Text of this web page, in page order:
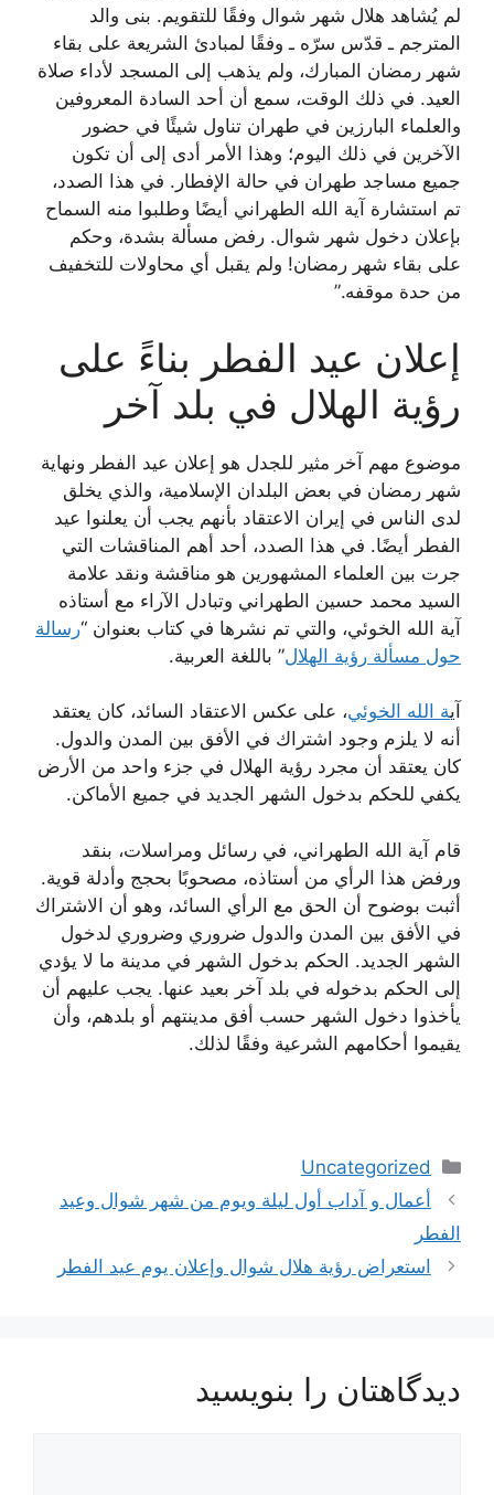
لم يُشاهد هلال شهر شوال وفقًا للتقويم. بنى والد
المترجم ـ قدّس سرّه ـ وفقًا لمبادئ الشريعة على بقاء
شهر رمضان المبارك، ولم يذهب إلى المسجد لأداء صلاة
العيد. في ذلك الوقت، سمع أن أحد السادة المعروفين
والعلماء البارزين في طهران تناول شيئًا في حضور
الآخرين في ذلك اليوم؛ وهذا الأمر أدى إلى أن تكون
جميع مساجد طهران في حالة الإفطار. في هذا الصدد،
تم استشارة آية الله الطهراني أيضًا وطلبوا منه السماح
بإعلان دخول شهر شوال. رفض مسألة بشدة، وحكم
على بقاء شهر رمضان! ولم يقبل أي محاولات للتخفيف
من حدة موقفه.”
إعلان عيد الفطر بناءً على
رؤية الهلال في بلد آخر
موضوع مهم آخر مثير للجدل هو إعلان عيد الفطر ونهاية
شهر رمضان في بعض البلدان الإسلامية، والذي يخلق
لدى الناس في إيران الاعتقاد بأنهم يجب أن يعلنوا عيد
الفطر أيضًا. في هذا الصدد، أحد أهم المناقشات التي
جرت بين العلماء المشهورين هو مناقشة ونقد علامة
السيد محمد حسين الطهراني وتبادل الآراء مع أستاذه
آية الله الخوئي، والتي تم نشرها في كتاب بعنوان “رسالة
حول مسألة رؤية الهلال” باللغة العربية.
آية الله الخوئي، على عكس الاعتقاد السائد، كان يعتقد
أنه لا يلزم وجود اشتراك في الأفق بين المدن والدول.
كان يعتقد أن مجرد رؤية الهلال في جزء واحد من الأرض
يكفي للحكم بدخول الشهر الجديد في جميع الأماكن.
قام آية الله الطهراني، في رسائل ومراسلات، بنقد
ورفض هذا الرأي من أستاذه، مصحوبًا بحجج وأدلة قوية.
أثبت بوضوح أن الحق مع الرأي السائد، وهو أن الاشتراك
في الأفق بين المدن والدول ضروري وضروري لدخول
الشهر الجديد. الحكم بدخول الشهر في مدينة ما لا يؤدي
إلى الحكم بدخوله في بلد آخر بعيد عنها. يجب عليهم أن
يأخذوا دخول الشهر حسب أفق مدينتهم أو بلدهم، وأن
يقيموا أحكامهم الشرعية وفقًا لذلك.
دسته‌ها
Uncategorized
ناوبری
نوشته‌ها
أعمال و آداب أول ليلة ويوم من شهر شوال وعيد
الفطر
استعراض رؤية هلال شوال وإعلان يوم عيد الفطر
دیدگاهتان را بنویسید